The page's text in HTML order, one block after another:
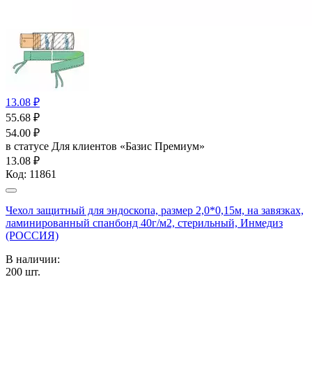
13.08 ₽
55.68 ₽
54.00 ₽
в статусе Для клиентов «Базис Премиум»
13.08 ₽
Код: 11861
Чехол защитный для эндоскопа, размер 2,0*0,15м, на завязках,
ламинированный спанбонд 40г/м2, стерильный, Инмедиз
(РОССИЯ)
В наличии:
200 шт.